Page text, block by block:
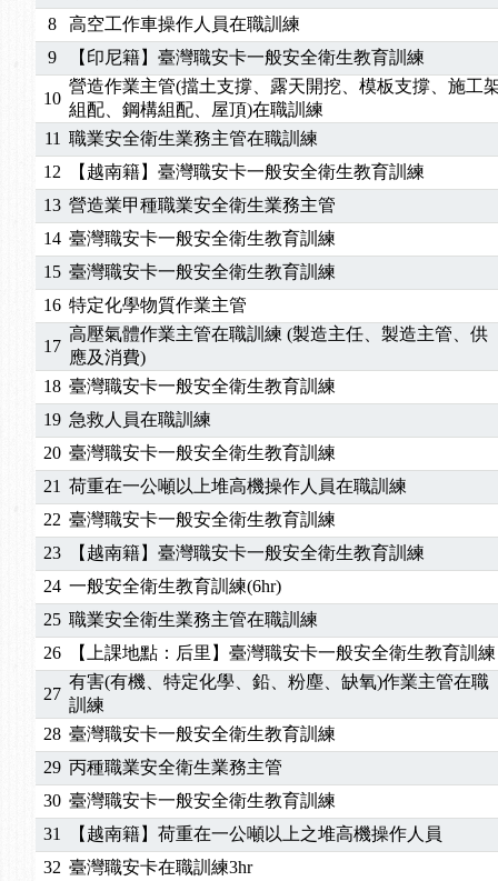
2025/10/30【進修課程】2026年，課程意見蒐集~
2025/08/20 【進修課程】SDS格式百百種？專業講師帶您判斷
2025/08/12【中心公告】因應颱風來襲，若遇停班停課消息 補
2025/07/06【中心公告】颱風假114/07/07停班停課
2025/06/06【進修課程】～～前導課程看這邊推出囉～～
2025/05/29【進修課程】前導課程推出公告！
2025/04/28 【進修課程】要怎麼進修自我？課程百百種選擇好
2025/01/21「高壓氣體製造安全主任」、「隧道等襯砌作業主
訓測驗
2025/01/15【線上課程】碳中和核心職能系列課程資訊
2026/07/15 【免費研習】115年製造業危害預防職場安衛法令
2026/07/08【中心公告】因應颱風來襲，若遇停班停課消息 補
2026/05/06【產業人才投資】06/03-06/08堆高機課程，政府出
2026/04/24【製程安全評估人員】開課囉
2025/11/11【中心公告】颱風假11/12停班停課
2025/11/10【中心公告】因應颱風來襲，若遇停班停課消息 補
2025/10/30【進修課程】2026年，課程意見蒐集~
2025/08/20【進修課程】SDS格式百百種？專業講師帶您判斷
2025/08/12【中心公告】因應颱風來襲，若遇停班停課消息 補
2025/07/06 【中心公告】颱風假114/07/07停班停課
2025/06/06【進修課程】～～前導課程看這邊推出囉～～
2025/05/29【進修課程】前導課程推出公告！
2025/04/28【進修課程】要怎麼進修自我？課程百百種選擇好
2025/01/21「高壓氣體製造安全主任」、「隧道等襯砌作業主
訓測驗
2025/01/15【線上課程】碳中和核心職能系列課程資訊
2026/07/15
【免費研習】115年製造業危害預防職場安衛法令
2026/07/08【中心公告】因應颱風來襲，若遇停班停課消息 補
2026/05/06【產業人才投資】06/03-06/08堆高機課程，政府出
2026/04/24【製程安全評估人員】開課囉
2025/11/11 【中心公告】颱風假11/12停班停課
2025/11/10 【中心公告】因應颱風來襲，若遇停班停課消息
2025/10/30【進修課程】2026年，課程意見蒐集~
8
高空工作車操作人員在職訓練
9
【印尼籍】臺灣職安卡一般安全衛生教育訓練
10
營造作業主管(擋土支撐、露天開挖、模板支撐、施工
組配、鋼構組配、屋頂)在職訓練
11 職業安全衛生業務主管在職訓練
12
【越南籍】臺灣職安卡一般安全衛生教育訓練
13 營造業甲種職業安全衛生業務主管
14 臺灣職安卡一般安全衛生教育訓練
15 臺灣職安卡一般安全衛生教育訓練
16 特定化學物質作業主管
17
高壓氣體作業主管在職訓練 (製造主任、製造主管、供
應及消費)
18 臺灣職安卡一般安全衛生教育訓練
19 急救人員在職訓練
20 臺灣職安卡一般安全衛生教育訓練
21 荷重在一公噸以上堆高機操作人員在職訓練
22 臺灣職安卡一般安全衛生教育訓練
23
【越南籍】臺灣職安卡一般安全衛生教育訓練
24 一般安全衛生教育訓練(6hr)
25 職業安全衛生業務主管在職訓練
26
【上課地點：后里】臺灣職安卡一般安全衛生教育訓練
27
有害(有機、特定化學、鉛、粉塵、缺氧)作業主管在職
訓練
28 臺灣職安卡一般安全衛生教育訓練
29 丙種職業安全衛生業務主管
30 臺灣職安卡一般安全衛生教育訓練
31
【越南籍】荷重在一公噸以上之堆高機操作人員
32 臺灣職安卡在職訓練3hr